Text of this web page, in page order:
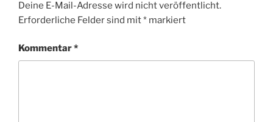
Deine E-Mail-Adresse wird nicht veröffentlicht.
Erforderliche Felder sind mit* markiert
Kommentar*